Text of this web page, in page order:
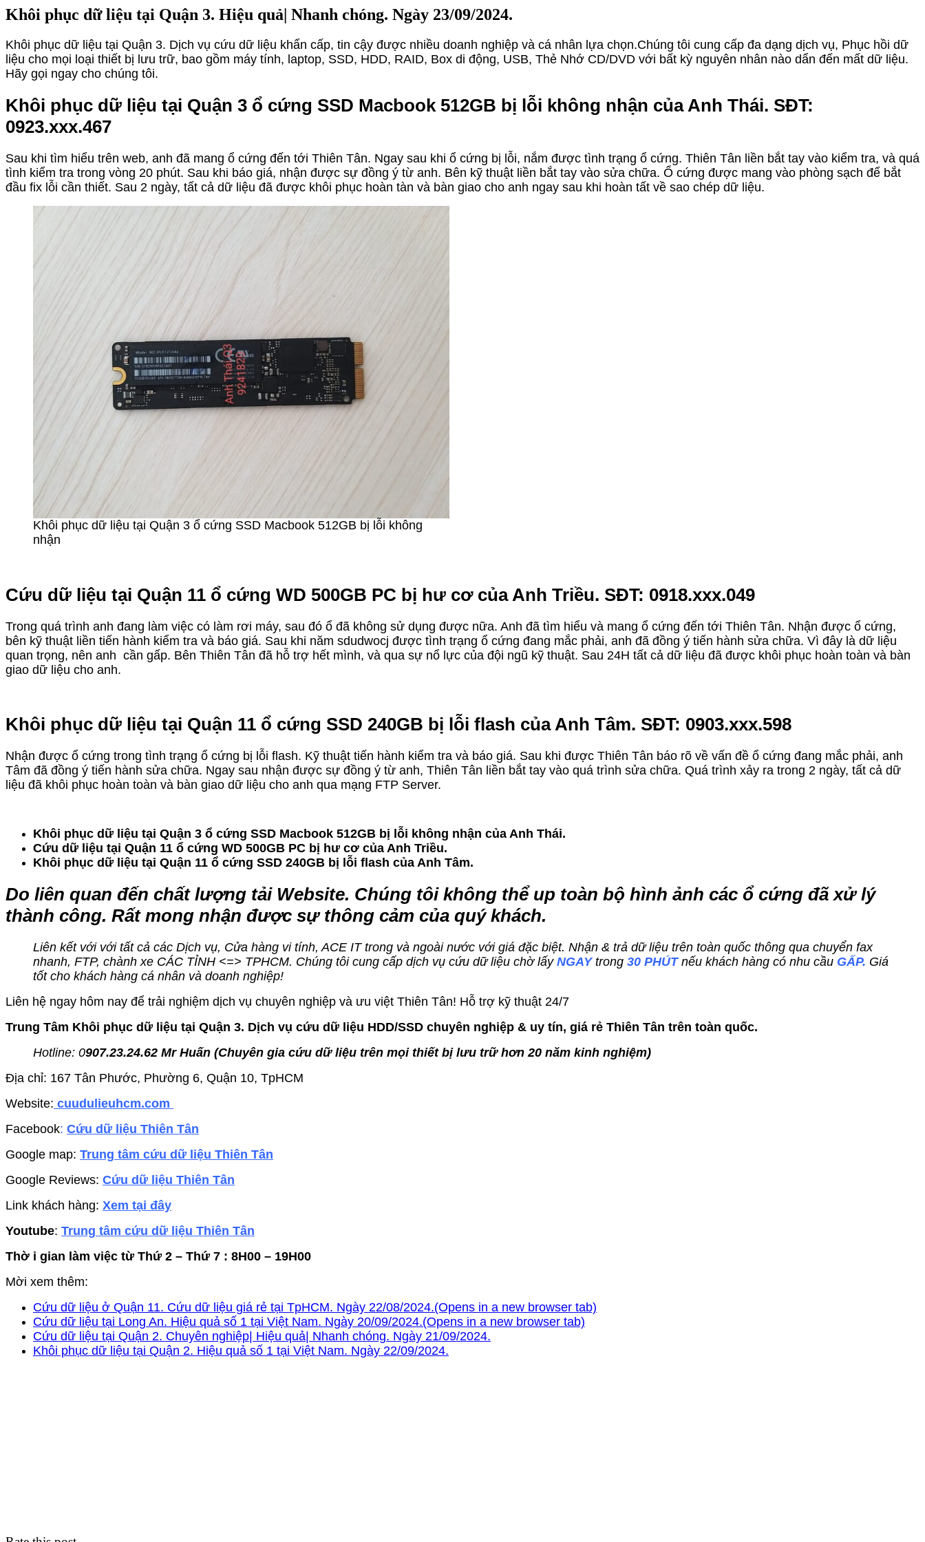
Khôi phục dữ liệu tại Quận 3. Hiệu quả| Nhanh chóng. Ngày 23/09/2024.
Khôi phục dữ liệu tại Quận 3. Dịch vụ cứu dữ liệu khẩn cấp, tin cậy được nhiều doanh nghiệp và cá nhân lựa chọn.Chúng tôi cung cấp đa dạng dịch vụ, Phục hồi dữ
liệu cho mọi loại thiết bị lưu trữ, bao gồm máy tính, laptop, SSD, HDD, RAID, Box di động, USB, Thẻ Nhớ CD/DVD với bất kỳ nguyên nhân nào dẩn đến mất dữ liệu.
Hãy gọi ngay cho chúng tôi.
Khôi phục dữ liệu tại Quận 3 ổ cứng SSD Macbook 512GB bị lỗi không nhận của Anh Thái. SĐT:
0923.xxx.467
Sau khi tìm hiểu trên web, anh đã mang ổ cứng đến tới Thiên Tân. Ngay sau khi ổ cứng bị lỗi, nắm được tình trạng ổ cứng. Thiên Tân liền bắt tay vào kiểm tra, và quá
tình kiểm tra trong vòng 20 phút. Sau khi báo giá, nhận được sự đồng ý từ anh. Bên kỹ thuật liền bắt tay vào sửa chữa. Ổ cứng được mang vào phòng sạch để bắt
đầu fix lỗi cần thiết. Sau 2 ngày, tất cả dữ liệu đã được khôi phục hoàn tàn và bàn giao cho anh ngay sau khi hoàn tất về sao chép dữ liệu.
Khôi phục dữ liệu tại Quận 3 ổ cứng SSD Macbook 512GB bị lỗi không
nhận
Cứu dữ liệu tại Quận 11 ổ cứng WD 500GB PC bị hư cơ của Anh Triều. SĐT: 0918.xxx.049
Trong quá trình anh đang làm việc có làm rơi máy, sau đó ổ đã không sử dụng được nữa. Anh đã tìm hiểu và mang ổ cứng đến tới Thiên Tân. Nhận được ổ cứng,
bên kỹ thuật liền tiến hành kiểm tra và báo giá. Sau khi năm sdudwocj được tình trạng ổ cứng đang mắc phải, anh đã đồng ý tiến hành sửa chữa. Vì đây là dữ liệu
quan trọng, nên anh cần gấp. Bên Thiên Tân đã hỗ trợ hết mình, và qua sự nổ lực của đội ngũ kỹ thuật. Sau 24H tất cả dữ liệu đã được khôi phục hoàn toàn và bàn
giao dữ liệu cho anh.
Khôi phục dữ liệu tại Quận 11 ổ cứng SSD 240GB bị lỗi flash của Anh Tâm. SĐT: 0903.xxx.598
Nhận được ổ cứng trong tình trạng ổ cứng bị lỗi flash. Kỹ thuật tiến hành kiểm tra và báo giá. Sau khi được Thiên Tân báo rõ về vấn đề ổ cứng đang mắc phải, anh
Tâm đã đồng ý tiến hành sửa chữa. Ngay sau nhận được sự đồng ý từ anh, Thiên Tân liền bắt tay vào quá trình sửa chữa. Quá trình xảy ra trong 2 ngày, tất cả dữ
liệu đã khôi phục hoàn toàn và bàn giao dữ liệu cho anh qua mạng FTP Server.
Khôi phục dữ liệu tại Quận 3 ổ cứng SSD Macbook 512GB bị lỗi không nhận của Anh Thái.
Cứu dữ liệu tại Quận 11 ổ cứng WD 500GB PC bị hư cơ của Anh Triều.
Khôi phục dữ liệu tại Quận 11 ổ cứng SSD 240GB bị lỗi flash của Anh Tâm.
Do liên quan đến chất lượng tải Website. Chúng tôi không thể up toàn bộ hình ảnh các ổ cứng đã xử lý
thành công. Rất mong nhận được sự thông cảm của quý khách.
Liên kết với với tất cả các Dịch vụ, Cửa hàng vi tính, ACE IT trong và ngoài nước với giá đặc biệt. Nhận & trả dữ liệu trên toàn quốc thông qua chuyển fax
nhanh, FTP, chành xe CÁC TỈNH <=> TPHCM. Chúng tôi cung cấp dịch vụ cứu dữ liệu chờ lấy NGAYtrong 30 PHÚTnếu khách hàng có nhu cầu GẤP. Giá
tốt cho khách hàng cá nhân và doanh nghiệp!
Liên hệ ngay hôm nay để trải nghiệm dịch vụ chuyên nghiệp và ưu việt Thiên Tân! Hỗ trợ kỹ thuật 24/7
Trung Tâm Khôi phục dữ liệu tại Quận 3. Dịch vụ cứu dữ liệu HDD/SSD chuyên nghiệp & uy tín, giá rẻ Thiên Tân trên toàn quốc.
Hotline: 0907.23.24.62 Mr Huấn (Chuyên gia cứu dữ liệu trên mọi thiết bị lưu trữ hơn 20 năm kinh nghiệm)
Địa chỉ: 167 Tân Phước, Phường 6, Quận 10, TpHCM
Website: cuudulieuhcm.com
Facebook: Cứu dữ liệu Thiên Tân
Google map: Trung tâm cứu dữ liệu Thiên Tân
Google Reviews: Cứu dữ liệu Thiên Tân
Link khách hàng: Xem tại đây
Youtube: Trung tâm cứu dữ liệu Thiên Tân
Thờ i gian làm việc từ Thứ 2 – Thứ 7 : 8H00 – 19H00
Mời xem thêm:
Cứu dữ liệu ở Quận 11. Cứu dữ liệu giá rẻ tại TpHCM. Ngày 22/08/2024.(Opens in a new browser tab)
Cứu dữ liệu tại Long An. Hiệu quả số 1 tại Việt Nam. Ngày 20/09/2024.(Opens in a new browser tab)
Cứu dữ liệu tại Quận 2. Chuyên nghiệp| Hiệu quả| Nhanh chóng. Ngày 21/09/2024.
Khôi phục dữ liệu tại Quận 2. Hiệu quả số 1 tại Việt Nam. Ngày 22/09/2024.